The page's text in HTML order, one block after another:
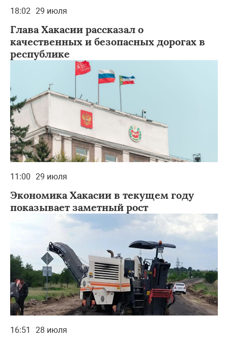
18:02 29 июля
Глава Хакасии рассказал о
качественных и безопасных дорогах в
республике
11:00 29 июля
Экономика Хакасии в текущем году
показывает заметный рост
16:51 28 июля